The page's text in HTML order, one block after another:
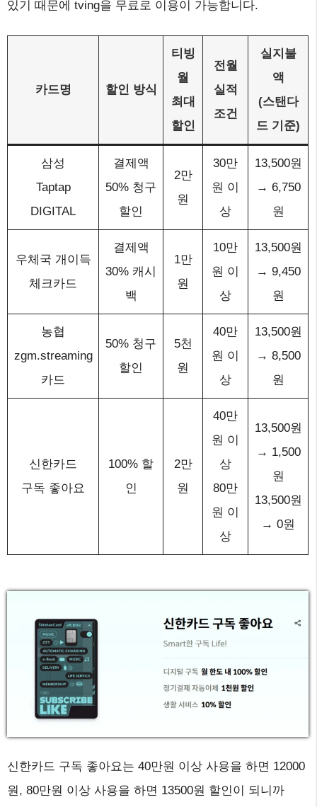
있기 때문에 tving을 무료로 이용이 가능합니다.
카드명 할인 방식
티빙
월
최대
할인
전월
실적
조건
실지불
액
(스탠다
드 기준)
삼성
Taptap
DIGITAL
결제액
50% 청구
할인
2만
원
30만
원 이
상
13,500원
→ 6,750
원
우체국 개이득
체크카드
결제액
30% 캐시
백
1만
원
10만
원 이
상
13,500원
→ 9,450
원
농협
zgm.streaming
카드
50% 청구
할인
5천
원
40만
원 이
상
13,500원
→ 8,500
원
신한카드
구독 좋아요
100% 할
인
2만
원
40만
원 이
상
80만
원 이
상
13,500원
→ 1,500
원
13,500원
→ 0원
신한카드 구독 좋아요는 40만원 이상 사용을 하면 12000
원, 80만원 이상 사용을 하면 13500원 할인이 되니까